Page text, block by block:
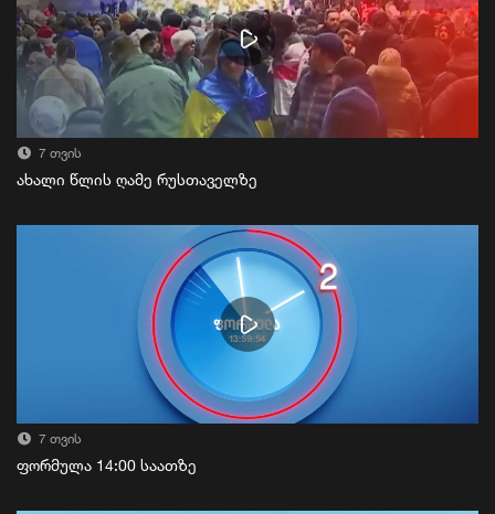
7 თვის
ახალი წლის ღამე რუსთაველზე
7 თვის
ფორმულა 14:00 საათზე